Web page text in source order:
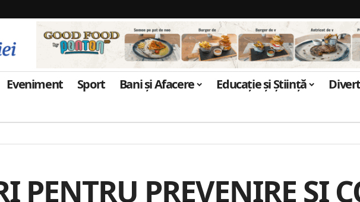
Eveniment Sport Bani și Afacere Educație și Știință
PENTRU PREVENIRE ȘI